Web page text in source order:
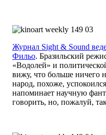
Журнал Sight & Sound
Фильо. Бразильский
«Водолей» и
вижу, что больше ничего
народ, похоже,
напоминает научную
говорить, но, пожалуй,